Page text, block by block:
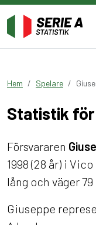
Hem Spelare
Statistik för
Försvararen
1998 (28 år) i
lång och väger 79
Giuseppe